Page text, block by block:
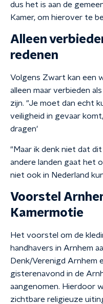
dus het is aan de
Kamer, om hierover te
Alleen
redenen
Volgens Zwart kan een
alleen maar verbieden
zijn. "Je moet dan echt
veiligheid in gevaar
dragen'
"Maar ik denk niet dat dit
andere landen gaat het
niet ook in Nederland
Voorstel
Kamermotie
Het voorstel om de
handhavers in Arnhem
Denk/Verenigd Arnhem
gisterenavond in de
aangenomen. Hierdoor
zichtbare religieuze